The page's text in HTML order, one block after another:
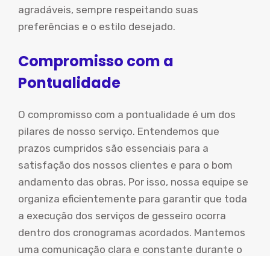
agradáveis, sempre respeitando suas
preferências e o estilo desejado.
Compromisso com a
Pontualidade
O compromisso com a pontualidade é um dos
pilares de nosso serviço. Entendemos que
prazos cumpridos são essenciais para a
satisfação dos nossos clientes e para o bom
andamento das obras. Por isso, nossa equipe se
organiza eficientemente para garantir que toda
a execução dos serviços de gesseiro ocorra
dentro dos cronogramas acordados. Mantemos
uma comunicação clara e constante durante o